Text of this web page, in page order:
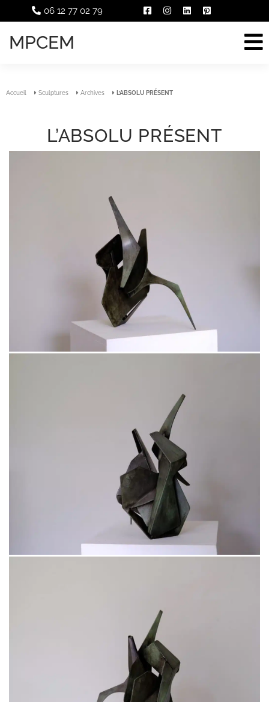
06 12 77 02 79
MPCEM
Accueil Sculptures Archives L’ABSOLU PRÉSENT
L’ABSOLU PRÉSENT